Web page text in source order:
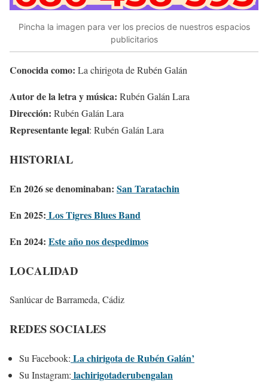
Pincha la imagen para ver los precios de nuestros espacios
publicitarios
Conocida como: La chirigota de Rubén Galán
Autor de la letra y música: Rubén Galán Lara
Dirección: Rubén Galán Lara
Representante legal: Rubén Galán Lara
HISTORIAL
En 2026 se denominaban: San Taratachin
En 2025: Los Tigres Blues Band
En 2024: Este año nos despedimos
LOCALIDAD
Sanlúcar de Barrameda, Cádiz
REDES SOCIALES
Su Facebook: La chirigota de Rubén Galán’
Su Instagram: lachirigotaderubengalan